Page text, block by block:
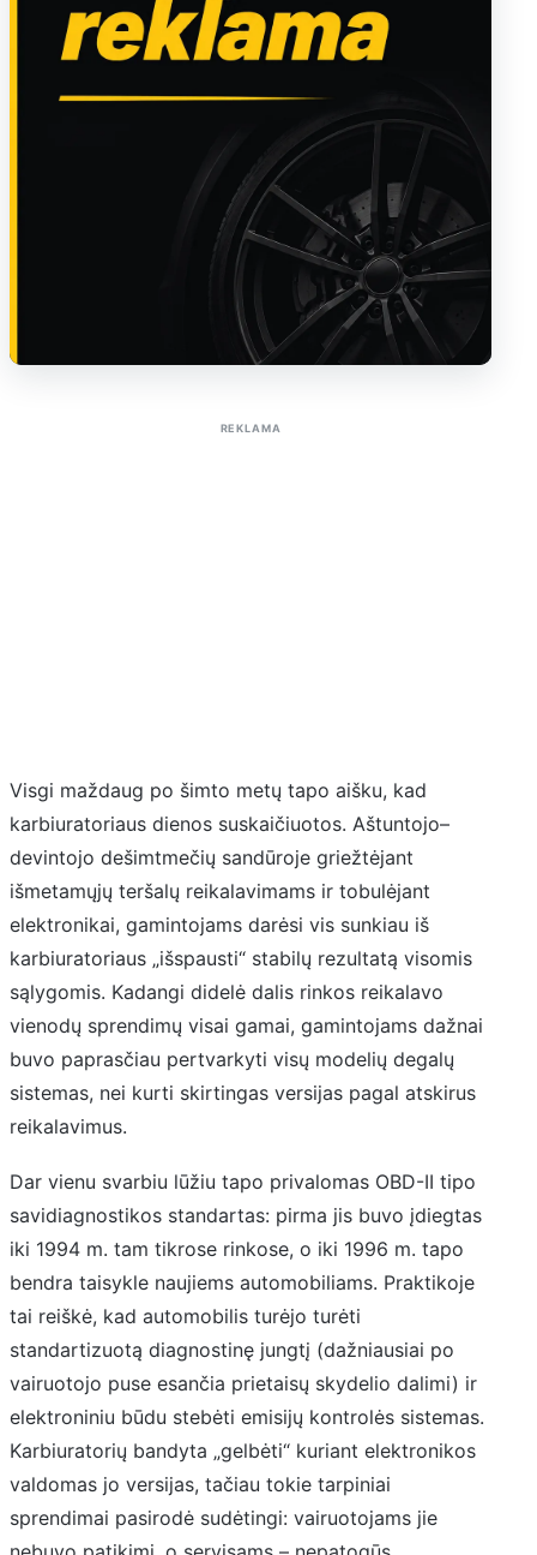
REKLAMA
Visgi maždaug po šimto metų tapo aišku, kad
karbiuratoriaus dienos suskaičiuotos. Aštuntojo–
devintojo dešimtmečių sandūroje griežtėjant
išmetamųjų teršalų reikalavimams ir tobulėjant
elektronikai, gamintojams darėsi vis sunkiau iš
karbiuratoriaus „išspausti“ stabilų rezultatą visomis
sąlygomis. Kadangi didelė dalis rinkos reikalavo
vienodų sprendimų visai gamai, gamintojams dažnai
buvo paprasčiau pertvarkyti visų modelių degalų
sistemas, nei kurti skirtingas versijas pagal atskirus
reikalavimus.
Dar vienu svarbiu lūžiu tapo privalomas OBD-II tipo
savidiagnostikos standartas: pirma jis buvo įdiegtas
iki 1994 m. tam tikrose rinkose, o iki 1996 m. tapo
bendra taisykle naujiems automobiliams. Praktikoje
tai reiškė, kad automobilis turėjo turėti
standartizuotą diagnostinę jungtį (dažniausiai po
vairuotojo puse esančia prietaisų skydelio dalimi) ir
elektroniniu būdu stebėti emisijų kontrolės sistemas.
Karbiuratorių bandyta „gelbėti“ kuriant elektronikos
valdomas jo versijas, tačiau tokie tarpiniai
sprendimai pasirodė sudėtingi: vairuotojams jie